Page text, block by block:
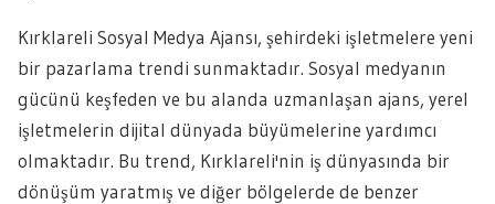
Kırklareli Sosyal Medya Ajansı, şehirdeki işletmelere yeni
bir pazarlama trendi sunmaktadır. Sosyal medyanın
gücünü keşfeden ve bu alanda uzmanlaşan ajans, yerel
işletmelerin dijital dünyada büyümelerine yardımcı
olmaktadır. Bu trend, Kırklareli'nin iş dünyasında bir
dönüşüm yaratmış ve diğer bölgelerde de benzer